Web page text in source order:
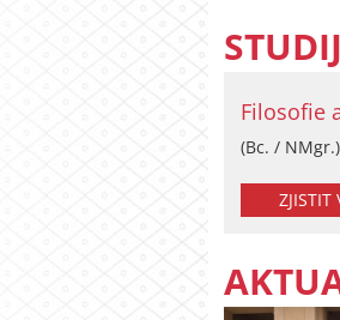
Filosofie
(Bc. / NMgr.)
ZJISTIT